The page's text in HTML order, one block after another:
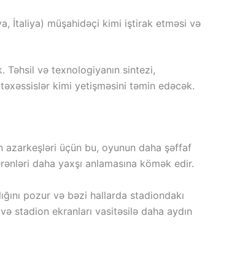
İtaliya) müşahidəçi kimi iştirak etməsi və
Təhsil və texnologiyanın sintezi,
kimi yetişməsini təmin edəcək.
azarkeşləri üçün bu, oyunun daha şəffaf
daha yaxşı anlamasına kömək edir.
pozur və bəzi hallarda stadiondakı
stadion ekranları vasitəsilə daha aydın